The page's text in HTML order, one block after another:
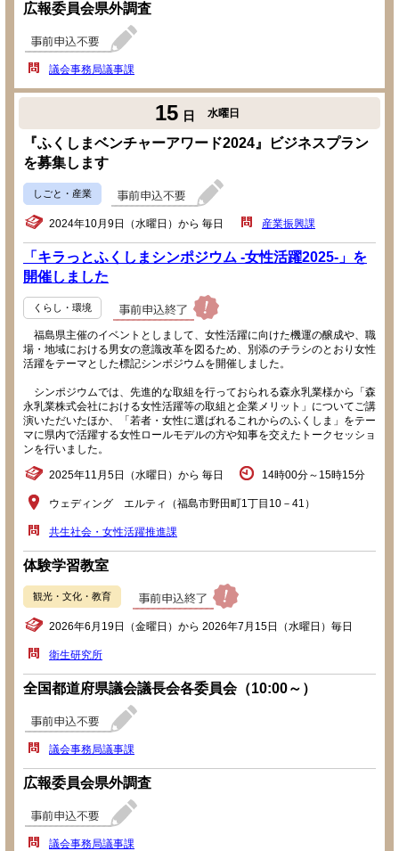
広報委員会県外調査
議会事務局議事課
15 日 水曜日
『ふくしまベンチャーアワード2024』ビジネスプラン
を募集します
しごと・産業
2024年10月9日（水曜日）から 毎日 産業振興課
「キラっとふくしまシンポジウム -女性活躍2025-」を
開催しました
くらし・環境
福島県主催のイベントとしまして、女性活躍に向けた機運の醸成や、職
場・地域における男女の意識改革を図るため、別添のチラシのとおり女性
活躍をテーマとした標記シンポジウムを開催しました。
シンポジウムでは、先進的な取組を行っておられる森永乳業様から「森
永乳業株式会社における女性活躍等の取組と企業メリット」についてご講
演いただいたほか、「若者・女性に選ばれるこれからのふくしま」をテー
マに県内で活躍する女性ロールモデルの方や知事を交えたトークセッショ
ンを行いました。
2025年11月5日（水曜日）から 毎日 14時00分～15時15分
ウェディング エルティ（福島市野田町1丁目10－41）
共生社会・女性活躍推進課
体験学習教室
観光・文化・教育
2026年6月19日（金曜日）から 2026年7月15日（水曜日）毎日
衛生研究所
全国都道府県議会議長会各委員会（10:00～）
議会事務局議事課
広報委員会県外調査
議会事務局議事課